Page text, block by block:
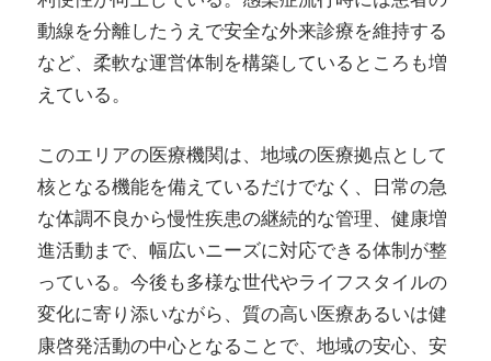
動線を分離したうえで安全な外来診療を維持する
など、柔軟な運営体制を構築しているところも増
えている。
このエリアの医療機関は、地域の医療拠点として
核となる機能を備えているだけでなく、日常の急
な体調不良から慢性疾患の継続的な管理、健康増
進活動まで、幅広いニーズに対応できる体制が整
っている。今後も多様な世代やライフスタイルの
変化に寄り添いながら、質の高い医療あるいは健
康啓発活動の中心となることで、地域の安心、安